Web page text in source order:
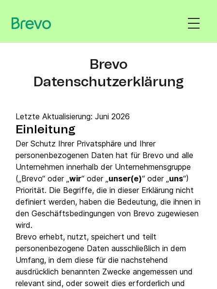
Brevo
Datenschutzerklärung
Letzte Aktualisierung: Juni 2026
Einleitung
Der Schutz Ihrer Privatsphäre und Ihrer
personenbezogenen Daten hat für Brevo und alle
Unternehmen innerhalb der Unternehmensgruppe
(„Brevo“ oder „wir“ oder „unser(e)“ oder „uns“)
Priorität. Die Begriffe, die in dieser Erklärung nicht
definiert werden, haben die Bedeutung, die ihnen in
den Geschäftsbedingungen von Brevo zugewiesen
wird.
Brevo erhebt, nutzt, speichert und teilt
personenbezogene Daten ausschließlich in dem
Umfang, in dem diese für die nachstehend
ausdrücklich benannten Zwecke angemessen und
relevant sind, oder soweit dies erforderlich und